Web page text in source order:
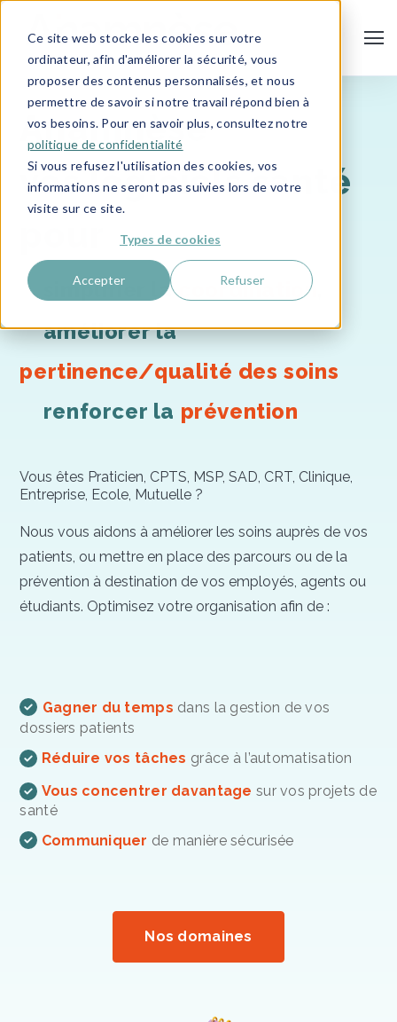
Ce site web stocke les cookies sur votre
ordinateur, afin d'améliorer la sécurité, vous
proposer des contenus personnalisés, et nous
permettre de savoir si notre travail répond bien à
vos besoins. Pour en savoir plus, consultez notre
politique de confidentialité
Si vous refusez l'utilisation des cookies, vos
informations ne seront pas suivies lors de votre
visite sur ce site.
Types de cookies
Accepter Refuser
Anamnèse
vos logiciels santé
simplifier lacoordination
améliorer la
pertinence/qualité des soins
renforcer la prévention
Vous êtes Praticien, CPTS, MSP, SAD, CRT, Clinique,
Entreprise, Ecole, Mutuelle ?
Nous vous aidons à améliorer les soins auprès de vos
patients, ou mettre en place des parcours ou de la
prévention à destination de vos employés, agents ou
étudiants. Optimisez votre organisation afin de :
Gagner du temps dans la gestion de vos
dossiers patients
Réduire vos tâches grâce à l’automatisation
Vous concentrer davantage sur vos projets de
santé
Communiquer de manière sécurisée
Nos domaines